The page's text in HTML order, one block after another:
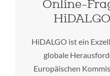
Online-
HiDALGO ist ein
globale
Europäischen